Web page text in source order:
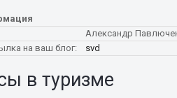
Александр
на ваш блог:
svd
в туризме